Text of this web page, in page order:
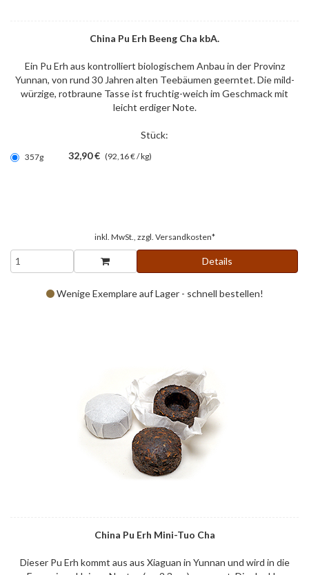
China Pu Erh Beeng Cha kbA.
Ein Pu Erh aus kontrolliert biologischem Anbau in der Provinz
Yunnan, von rund 30 Jahren alten Teebäumen geerntet. Die mild-
würzige, rotbraune Tasse ist fruchtig-weich im Geschmack mit
leicht erdiger Note.
Stück:
357g 32,90 € (92,16 € / kg)
inkl. MwSt., zzgl. Versandkosten*
Details
Wenige Exemplare auf Lager - schnell bestellen!
China Pu Erh Mini-Tuo Cha
Dieser Pu Erh kommt aus aus Xiaguan in Yunnan und wird in die